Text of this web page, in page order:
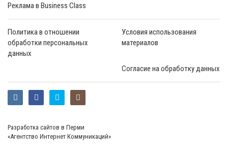
Реклама в Business Class
Политика в отношении
обработки персональных
данных
Условия использования
материалов
Согласие на обработку данных
Разработка сайтов в Перми
«Агентство Интернет Коммуникаций»